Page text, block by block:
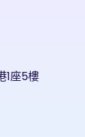
1座5樓